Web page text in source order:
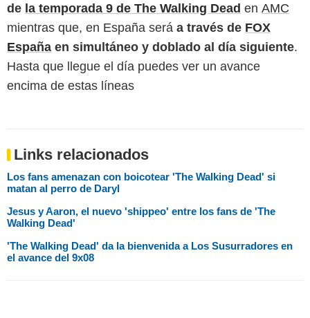
de la temporada 9 de The Walking Dead en AMC
mientras que, en España será a través de FOX
España en simultáneo y doblado al día siguiente.
Hasta que llegue el día puedes ver un avance
encima de estas líneas
Links relacionados
Los fans amenazan con boicotear 'The Walking Dead' si
matan al perro de Daryl
Jesus y Aaron, el nuevo 'shippeo' entre los fans de 'The
Walking Dead'
'The Walking Dead' da la bienvenida a Los Susurradores en
el avance del 9x08